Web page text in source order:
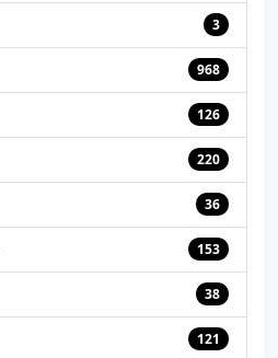
3
968
126
220
36
153
38
121